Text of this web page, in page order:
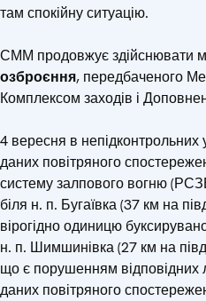
там спокійну ситуацію.
СММ продовжує здійснювати
озброєння, передбаченого
Комплексом заходів і
4 вересня в непідконтрольних
даних повітряного
систему залпового вогню
біля н. п. Бугаївка (37 км на
вірогідно одиницю
н. п. Шимшинівка (27 км на
що є порушенням відповідних
даних повітряного